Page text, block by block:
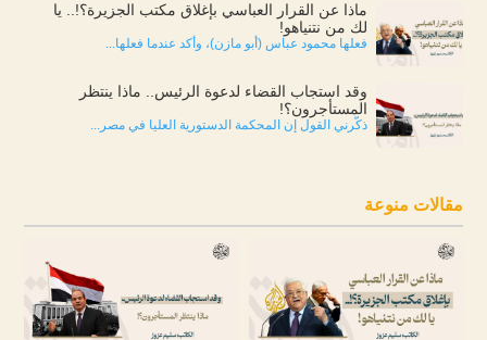
ماذا عن القرار العباسي بإغلاق مكتب الجزيرة؟!.. يا
لك من نتنياهو!
فعلها محمود عباس (أبو مازن)، وأكد عندما فعلها...
وقد استجاب القضاء لدعوة الرئيس.. ماذا ينتظر
المستأجرون؟!
ذكّرني القول إن المحكمة الدستورية العليا في مصر...
مقالات منوعة